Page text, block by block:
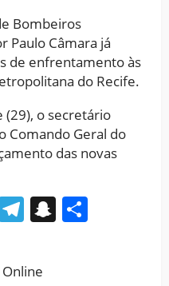
Bombeiros
Paulo Câmara já
de enfrentamento às
do Recife.
(29), o secretário
Comando Geral do
das novas
Telegram
Snapchat